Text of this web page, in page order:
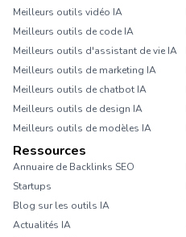
Meilleurs outils vidéo IA
Meilleurs outils de code IA
Meilleurs outils d'assistant de vie IA
Meilleurs outils de marketing IA
Meilleurs outils de chatbot IA
Meilleurs outils de design IA
Meilleurs outils de modèles IA
Ressources
Annuaire de Backlinks SEO
Startups
Blog sur les outils IA
Actualités IA